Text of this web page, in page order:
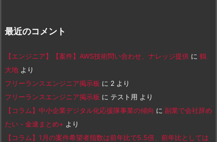
最近のコメント
【エンジニア】【案件】AWS技術問い合わせ、ナレッジ提供 に 鶴
大地 より
フリーランスエンジニア掲示板 に 2 より
フリーランスエンジニア掲示板 に テスト用 より
【コラム】中小企業デジタル化応援隊事業の傾向 に 副業で会社辞め
たい - 金速まとめ+ より
【コラム】1月の案件希望者指数は前年比で5.5倍、前年比としては